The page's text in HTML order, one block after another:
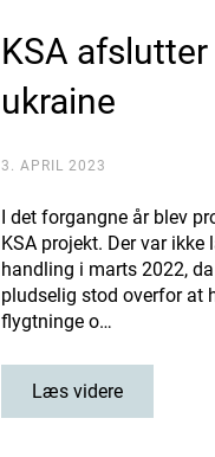
KSA
ukraine
3. APRIL 2023
I det forgangne år blev
KSA projekt. Der var
handling i marts 2022,
pludselig stod overfor at
flygtninge o…
Læs videre